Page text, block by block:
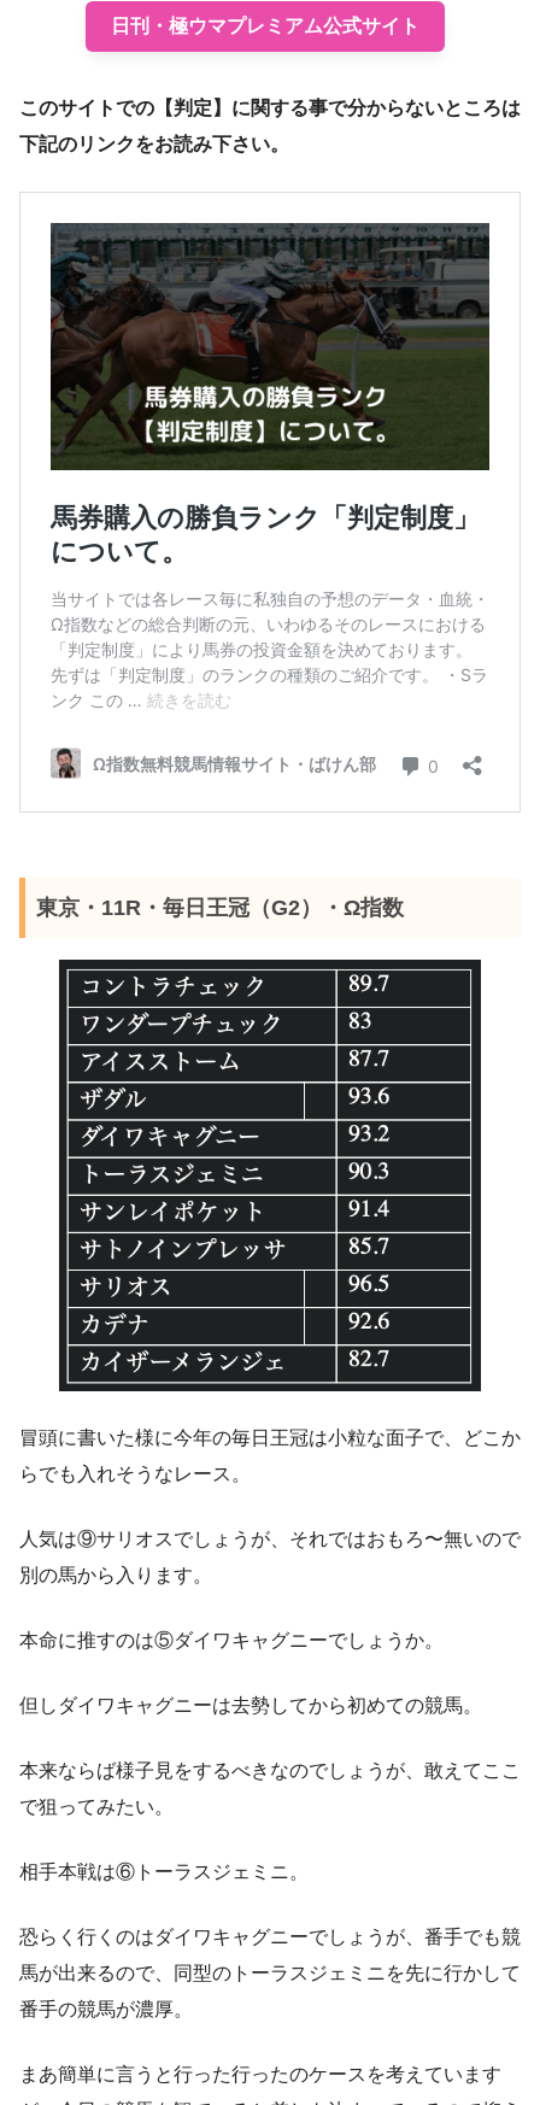
日刊・極ウマプレミアム公式サイト
このサイトでの【判定】に関する事で分からないところは
下記のリンクをお読み下さい。
東京・11R・毎日王冠（G2）・Ω指数
冒頭に書いた様に今年の毎日王冠は小粒な面子で、どこか
らでも入れそうなレース。
人気は⑨サリオスでしょうが、それではおもろ〜無いので
別の馬から入ります。
本命に推すのは⑤ダイワキャグニーでしょうか。
但しダイワキャグニーは去勢してから初めての競馬。
本来ならば様子見をするべきなのでしょうが、敢えてここ
で狙ってみたい。
相手本戦は⑥トーラスジェミニ。
恐らく行くのはダイワキャグニーでしょうが、番手でも競
馬が出来るので、同型のトーラスジェミニを先に行かして
番手の競馬が濃厚。
まあ簡単に言うと行った行ったのケースを考えています